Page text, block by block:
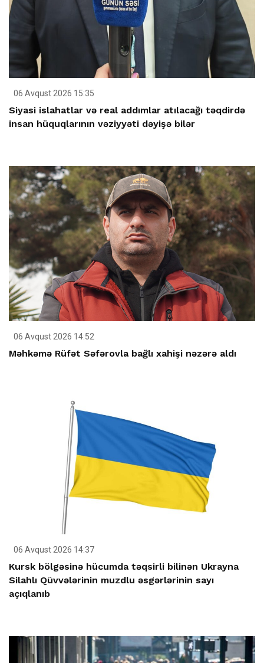
06 Avqust 2026 15:35
Siyasi islahatlar və real addımlar atılacağı təqdirdə
insan hüquqlarının vəziyyəti dəyişə bilər
06 Avqust 2026 14:52
Məhkəmə Rüfət Səfərovla bağlı xahişi nəzərə aldı
06 Avqust 2026 14:37
Kursk bölgəsinə hücumda təqsirli bilinən Ukrayna
Silahlı Qüvvələrinin muzdlu əsgərlərinin sayı
açıqlanıb